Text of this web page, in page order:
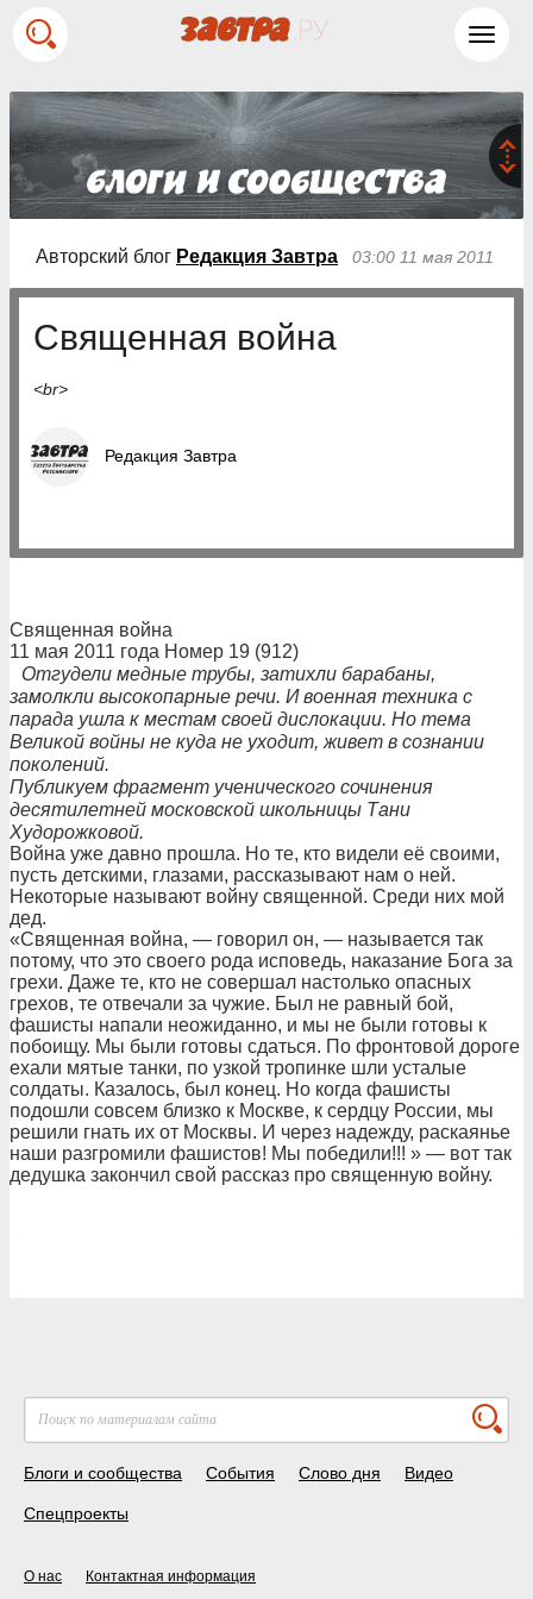
Авторский блог Редакция Завтра 03:00 11 мая 2011
Священная война
<br>
Редакция Завтра
Священная война
11 мая 2011 года Номер 19 (912)
Отгудели медные трубы, затихли барабаны,
замолкли высокопарные речи. И военная техника с
парада ушла к местам своей дислокации. Но тема
Великой войны не куда не уходит, живет в сознании
поколений.
Публикуем фрагмент ученического сочинения
десятилетней московской школьницы Тани
Худорожковой.
Война уже давно прошла. Но те, кто видели её своими,
пусть детскими, глазами, рассказывают нам о ней.
Некоторые называют войну священной. Среди них мой
дед.
«Священная война, — говорил он, — называется так
потому, что это своего рода исповедь, наказание Бога за
грехи. Даже те, кто не совершал настолько опасных
грехов, те отвечали за чужие. Был не равный бой,
фашисты напали неожиданно, и мы не были готовы к
побоищу. Мы были готовы сдаться. По фронтовой дороге
ехали мятые танки, по узкой тропинке шли усталые
солдаты. Казалось, был конец. Но когда фашисты
подошли совсем близко к Москве, к сердцу России, мы
решили гнать их от Москвы. И через надежду, раскаянье
наши разгромили фашистов! Мы победили!!! » — вот так
дедушка закончил свой рассказ про священную войну.
Блоги и сообщества События Слово дня Видео
Спецпроекты
О нас Контактная информация